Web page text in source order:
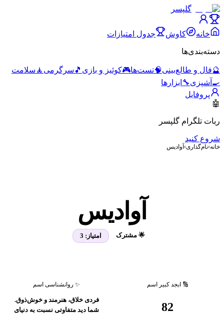
گلپسر
خانه کاوش جدول امتیازات
دسته‌بندی‌ها
🔮فال و طالع‌بینی🧠تست‌ها🎮کوئیز و بازی 🎵 سرگرمی 🧘 سلامت
🍳 آشپزی🔧 ابزارها
پروفایل
🤖
ربات تلگرام گلپسر
شروع کنید
خانه›نام‌گذاری› آوادیس
آوادیس
🌟 مشترک امتیاز: 3
🔢 ابجد کبیر اسم
82
✨ روانشناسی اسم
فردی خلاق، هنرمند و خوش‌ذوق.
شما دید متفاوتی نسبت به دنیای